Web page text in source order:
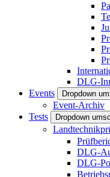
DLG-
Events
Dropdown
Event-Archiv
Tests
Dropdown
DLG-
DLG-